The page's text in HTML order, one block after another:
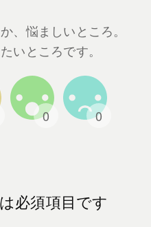
、悩ましいところ。
いところです。
必須項目です